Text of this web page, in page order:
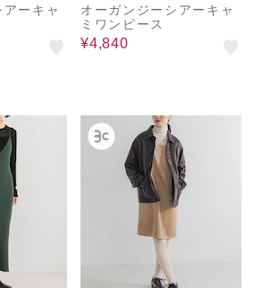
ーキャ
use
オーガンジーシアーキャ
ミワンピース
¥4,840